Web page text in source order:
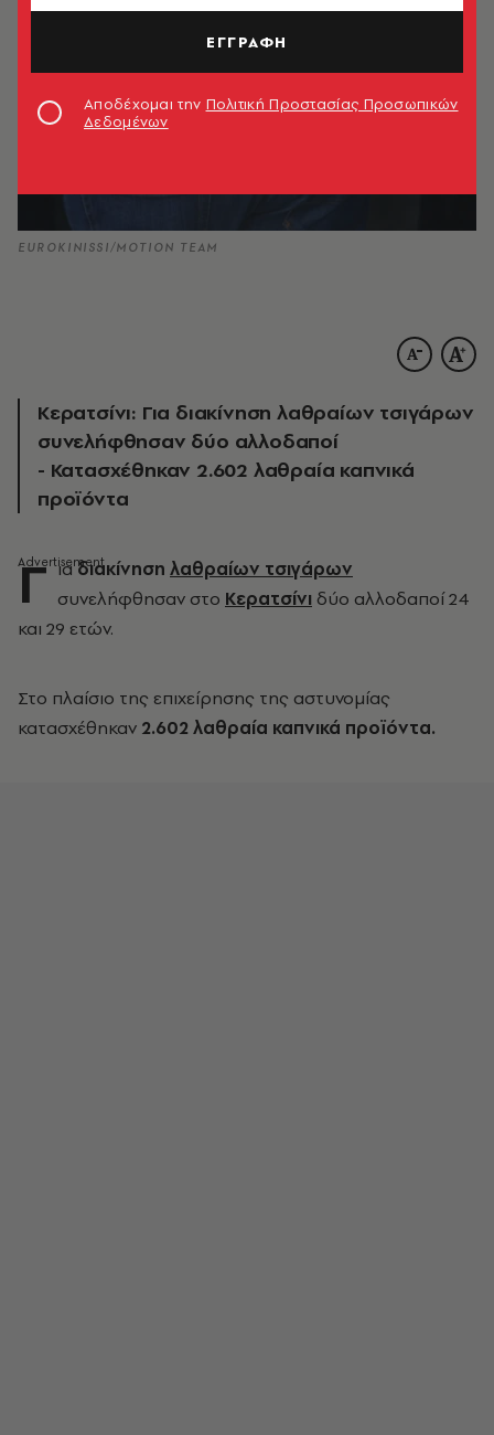
EUROKINISSI/MOTION TEAM
Κερατσίνι: Για διακίνηση λαθραίων τσιγάρων
συνελήφθησαν δύο αλλοδαποί
- Κατασχέθηκαν 2.602 λαθραία καπνικά
προϊόντα
Γ ιαδιακίνηση λαθραίων τσιγάρων
συνελήφθησαν στο Κερατσίνι δύο αλλοδαποί 24
και 29 ετών.
Στο πλαίσιο της επιχείρησης της αστυνομίας
κατασχέθηκαν 2.602 λαθραία καπνικά προϊόντα.
ΕΓΓΡΑΦΗ
Αποδέχομαι την Πολιτική Προστασίας Προσωπικών
Δεδομένων